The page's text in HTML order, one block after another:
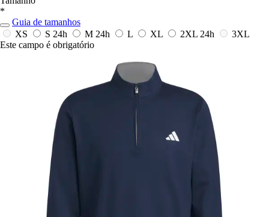
*
Guia de tamanhos
XS
S 24h M 24h L XL 2XL 24h
3XL
Este campo é obrigatório